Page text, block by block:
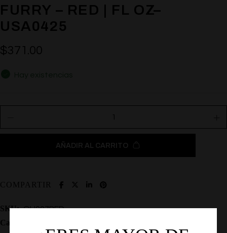
FURRY – RED | FL OZ–
USA0425
$371.00
AÑADIR AL CARRITO
COMPARTIR
SKU: OU007RED
Categoría: